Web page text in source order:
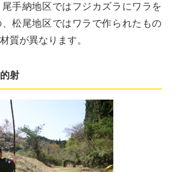
手納地区ではフジカズラにワラを
松尾地区ではワラで作られたもの
質が異なります。
射